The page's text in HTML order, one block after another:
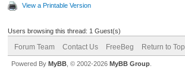
View a Printable Version
Users browsing this thread: 1 Guest(s)
Forum Team Contact Us FreeBeg Return to Top
Powered By MyBB , © 2002-2026 MyBB Group